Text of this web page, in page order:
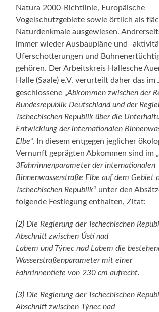
Natura 2000-Richtlinie, Europäische
Vogelschutzgebiete sowie örtlich als
Naturdenkmale ausgewiesen.
immer wieder Ausbaupläne und -
Uferschotterungen und
gehören. Der Arbeitskreis Hallesche
Halle (Saale) e.V. verurteilt daher das im
geschlossene „Abkommen zwischen der
Bundesrepublik Deutschland und der
Tschechischen Republik über die
Entwicklung der internationalen
Elbe“. In diesem entgegen jeglicher
Vernunft geprägten Abkommen sind im „
3Fahrrinnenparameter der internationalen
Binnenwasserstraße Elbe auf dem Gebiet
Tschechischen Republik“ unter den
folgende Festlegung enthalten, Zitat:
(2) Die Regierung der Tschechischen
Abschnitt zwischen Ústí nad
Labem und Týnec nad Labem die
Wasserstraßenparameter mit einer
Fahrrinnentiefe von 230 cm aufrecht.
(3) Die Regierung der Tschechischen
Abschnitt zwischen Týnec nad